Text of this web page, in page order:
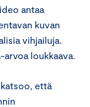
antaa
kuvan
vihjailuja.
loukkaava.
että